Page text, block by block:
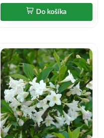
Do košíka